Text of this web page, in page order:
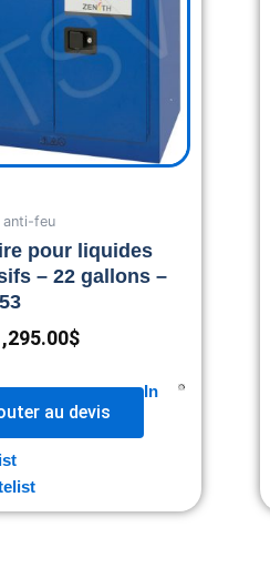
anti-feu
pour liquides
– 22 gallons –
$
au devis
In